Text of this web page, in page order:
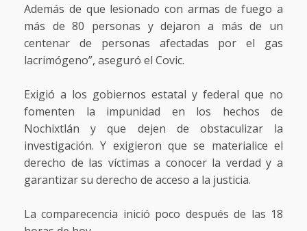
Además de que lesionado con armas de fuego a
más de 80 personas y dejaron a más de un
centenar de personas afectadas por el gas
lacrimógeno”, aseguró el Covic.
Exigió a los gobiernos estatal y federal que no
fomenten la impunidad en los hechos de
Nochixtlán y que dejen de obstaculizar la
investigación. Y exigieron que se materialice el
derecho de las víctimas a conocer la verdad y a
garantizar su derecho de acceso a la justicia.
La comparecencia inició poco después de las 18